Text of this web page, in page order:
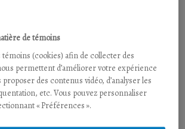
: objets, corps, traces)
à février 2026
Valérie Toureille,Mathias Thura etPaul
de témoins
(cookies) afin de collecter des
permettent d’améliorer votre expérience
des contenus vidéo, d’analyser les
etc. Vous pouvez personnaliser
« Préférences ».